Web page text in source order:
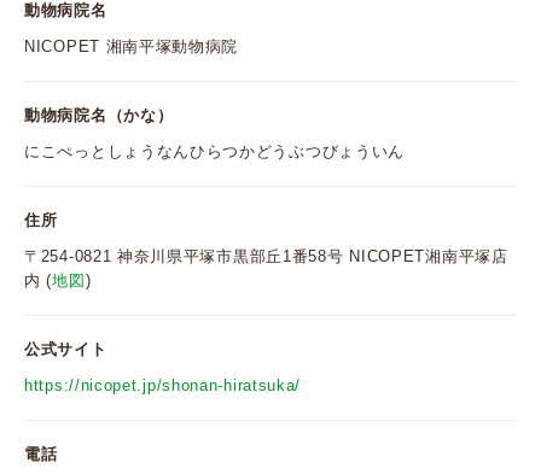
動物病院名
NICOPET 湘南平塚動物病院
動物病院名（かな）
にこぺっとしょうなんひらつかどうぶつびょういん
住所
〒254-0821 神奈川県平塚市黒部丘1番58号 NICOPET湘南平塚店
内 (地図 )
公式サイト
https://nicopet.jp/shonan-hiratsuka/
電話